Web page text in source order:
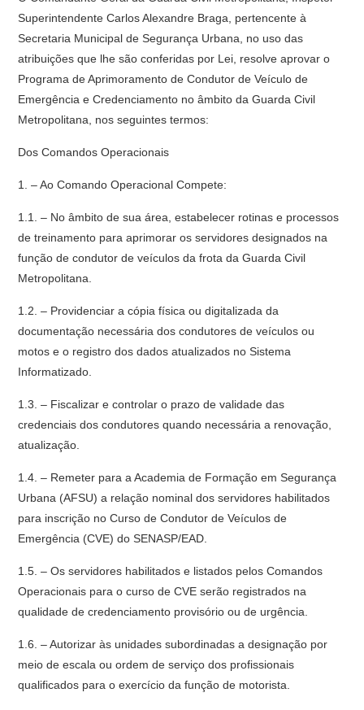
Superintendente Carlos Alexandre Braga, pertencente à
Secretaria Municipal de Segurança Urbana, no uso das
atribuições que lhe são conferidas por Lei, resolve aprovar o
Programa de Aprimoramento de Condutor de Veículo de
Emergência e Credenciamento no âmbito da Guarda Civil
Metropolitana, nos seguintes termos:
Dos Comandos Operacionais
1. – Ao Comando Operacional Compete:
1.1. – No âmbito de sua área, estabelecer rotinas e processos
de treinamento para aprimorar os servidores designados na
função de condutor de veículos da frota da Guarda Civil
Metropolitana.
1.2. – Providenciar a cópia física ou digitalizada da
documentação necessária dos condutores de veículos ou
motos e o registro dos dados atualizados no Sistema
Informatizado.
1.3. – Fiscalizar e controlar o prazo de validade das
credenciais dos condutores quando necessária a renovação,
atualização.
1.4. – Remeter para a Academia de Formação em Segurança
Urbana (AFSU) a relação nominal dos servidores habilitados
para inscrição no Curso de Condutor de Veículos de
Emergência (CVE) do SENASP/EAD.
1.5. – Os servidores habilitados e listados pelos Comandos
Operacionais para o curso de CVE serão registrados na
qualidade de credenciamento provisório ou de urgência.
1.6. – Autorizar às unidades subordinadas a designação por
meio de escala ou ordem de serviço dos profissionais
qualificados para o exercício da função de motorista.